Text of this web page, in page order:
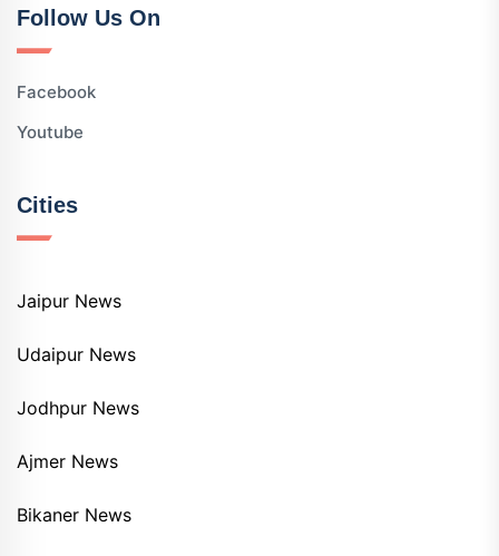
Follow Us On
Facebook
Youtube
Cities
Jaipur News
Udaipur News
Jodhpur News
Ajmer News
Bikaner News